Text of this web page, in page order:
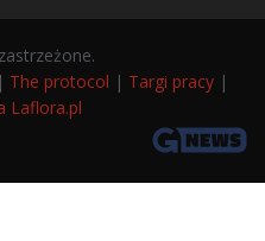
| The protocol | Targi pracy |
Laflora.pl